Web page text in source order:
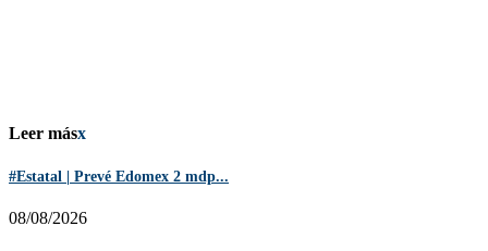
Leer másx
#Estatal | Prevé Edomex 2 mdp...
08/08/2026